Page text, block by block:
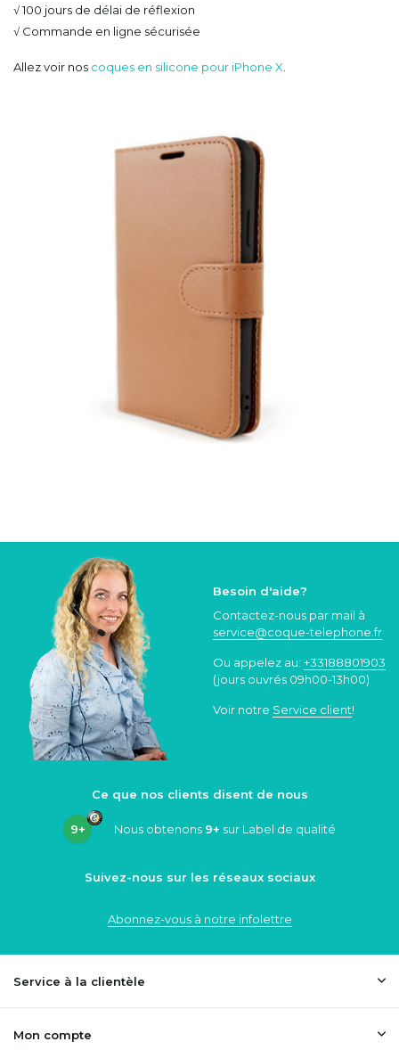
√ 100 jours de délai de réflexion
√ Commande en ligne sécurisée
Allez voir nos coques en silicone pour iPhone X
Besoin d'aide?
Contactez-nous par mail à
service@coque-telephone.fr
Ou appelez au: +33188801903
(jours ouvrés 09h00-13h00)
Voir notre Service client!
Ce que nos clients disent de nous
9+ Nous obtenons 9+ sur Label de qualité
Suivez-nous sur les réseaux sociaux
Abonnez-vous à notre infolettre
Service à la clientèle
Mon compte